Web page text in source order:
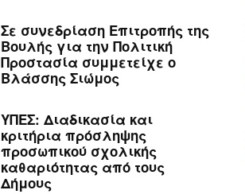
Σε συνεδρίαση Επιτροπής της
Βουλής για την Πολιτική
Προστασία συμμετείχε ο
Βλάσσης Σιώμος
ΥΠΕΣ: Διαδικασία και
κριτήρια πρόσληψης
προσωπικού σχολικής
καθαριότητας από τους
Δήμους